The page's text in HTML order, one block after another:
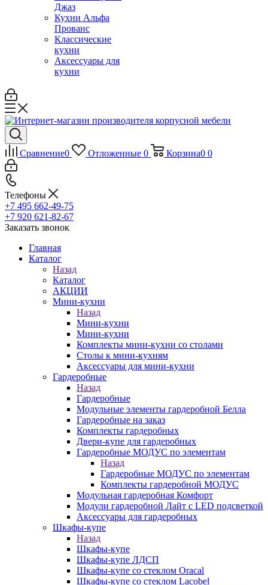
Джаз
Кухни Альфа
Прованс
Классические
кухни
Аксессуары для
кухни
Сравнение0 Отложенные 0 Корзина0 0
Телефоны
+7 495 662-49-75
+7 920 621-82-67
Заказать звонок
Главная
Каталог
Назад
Каталог
АКЦИИ
Мини-кухни
Назад
Мини-кухни
Мини-кухни
Комплекты мини-кухни со столами
Столы к мини-кухням
Аксессуары для мини-кухни
Гардеробные
Назад
Гардеробные
Модульные элементы гардеробной Белла
Гардеробные на заказ
Комплекты гардеробных
Двери-купе для гардеробных
Гардеробные МОДУС по элементам
Назад
Гардеробные МОДУС по элементам
Комплекты гардеробной МОДУС
Модульная гардеробная Комфорт
Модули гардеробной Лайт с LED подсветкой
Аксессуары для гардеробных
Шкафы-купе
Назад
Шкафы-купе
Шкафы-купе ЛДСП
Шкафы-купе со стеклом Oracal
Шкафы-купе со стеклом Lacobel